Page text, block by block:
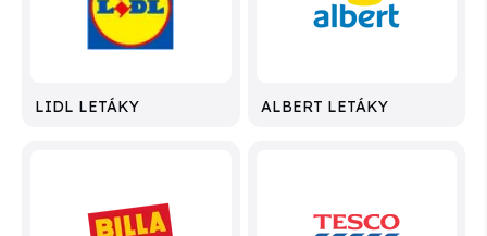
LIDL LETÁKY ALBERT LETÁKY